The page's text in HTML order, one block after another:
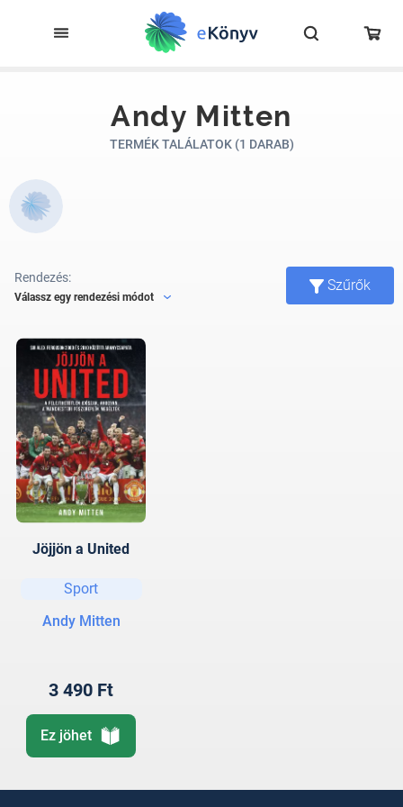
Andy Mitten
TERMÉK TALÁLATOK (1 DARAB)
Rendezés:
Válassz egy rendezési módot
Szűrők
Jöjjön a United
Sport
Andy Mitten
3 490 Ft
Ez jöhet